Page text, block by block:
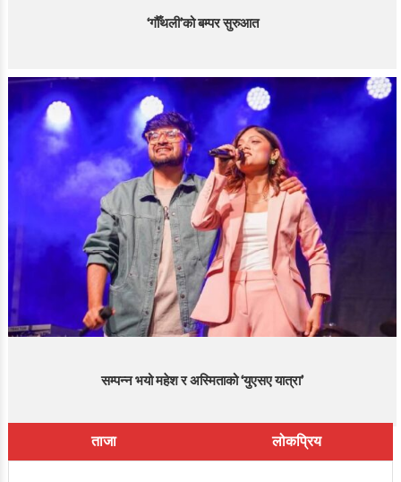
‘गौँथली’को बम्पर सुरुआत
सम्पन्न भयो महेश र अस्मिताको ‘युएसए यात्रा’
ताजा लोकप्रिय